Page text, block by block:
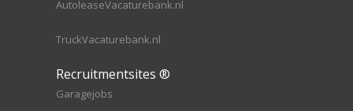
AutoleaseVacaturebank.nl
TruckVacaturebank.nl
Recruitmentsites ®
Garagejobs